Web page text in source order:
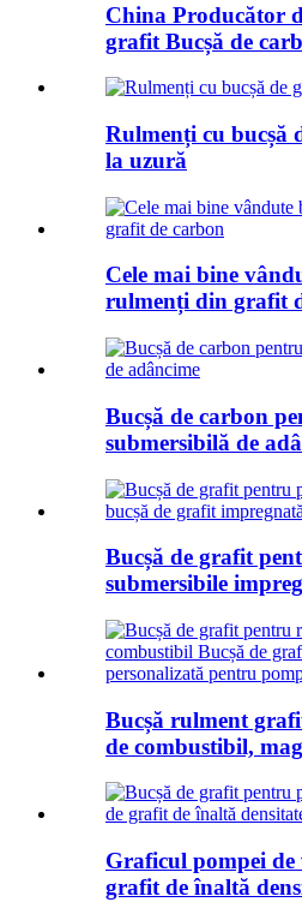
China Producător
grafit Bucșă de
Rulmenți cu bucșă
la uzură
Cele mai bine
rulmenți din grafit
Bucșă de carbon
submersibilă de
Bucșă de grafit
submersibile
Bucșă rulment
de combustibil,
Graficul pompei de
grafit de înaltă